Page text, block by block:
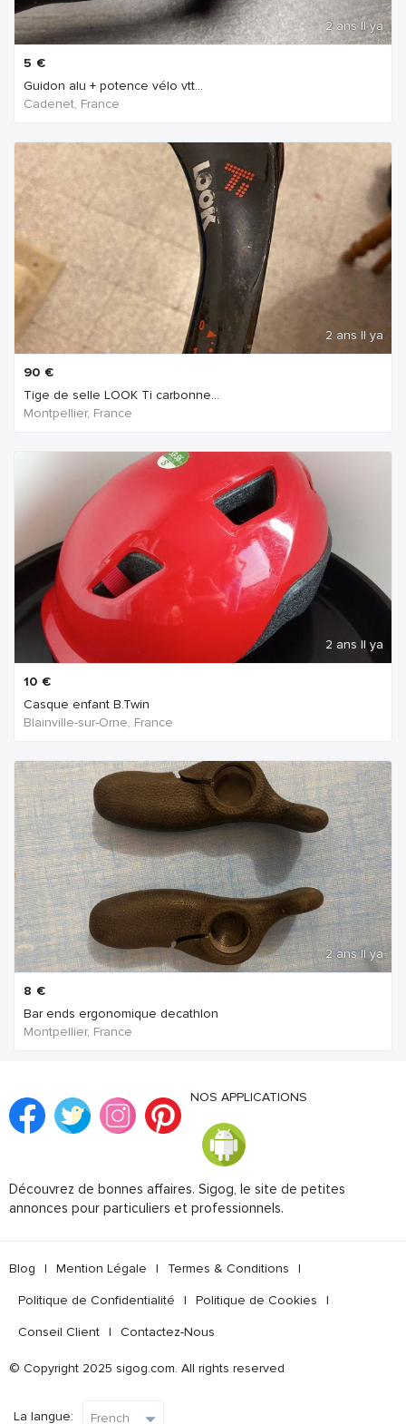
2 ans Il ya
5 €
Guidon alu + potence vélo vtt...
Cadenet, France
2 ans Il ya
90 €
Tige de selle LOOK Ti carbonne...
Montpellier, France
2 ans Il ya
10 €
Casque enfant B.Twin
Blainville-sur-Orne, France
2 ans Il ya
8 €
Bar ends ergonomique decathlon
Montpellier, France
NOS APPLICATIONS
Découvrez de bonnes affaires. Sigog, le site de petites
annonces pour particuliers et professionnels.
Blog | Mention Légale | Termes & Conditions |
Politique de Confidentialité | Politique de Cookies |
Conseil Client | Contactez-Nous
© Copyright 2025 sigog.com. All rights reserved
La langue: